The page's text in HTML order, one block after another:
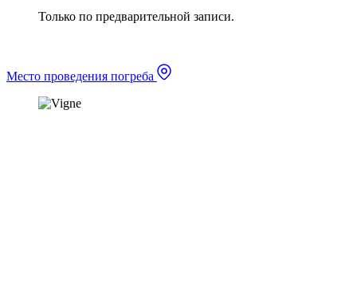
Только по предварительной записи.
Место проведения погреба